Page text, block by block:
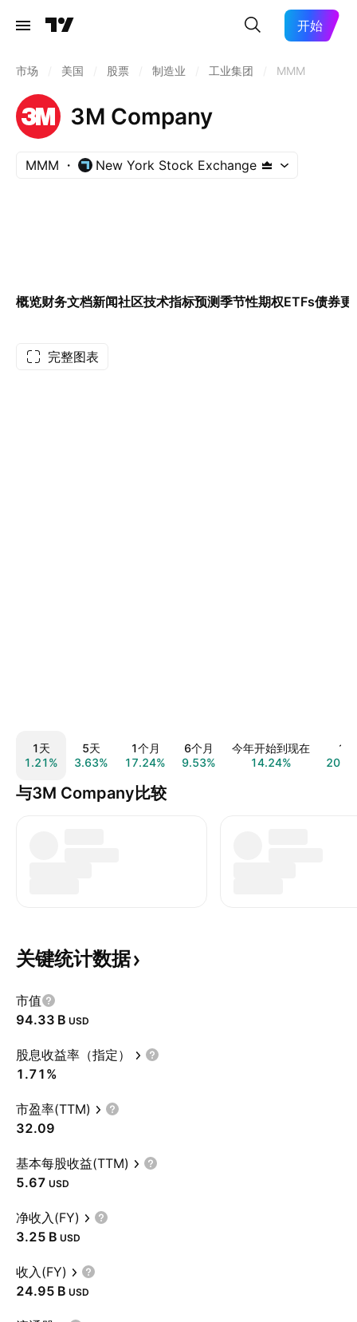
开始
市场 美国 股票 制造业 工业集团 MMM
3M Company
MMM New York Stock Exchange
概览财务文档新闻社区技术指标预测季节性期权ETFs债券更
完整图表
1天
1.21%
5天
3.63%
1个月
17.24%
6个月
9.53%
今年开始到现在
14.24%
1年
与3M Company比较
关键统计数据
市值
‪94.33 B‬ USD
股息收益率（指定）
1.71%
市盈率(TTM)
32.09
基本每股收益(TTM)
5.67 USD
净收入(FY)
‪3.25 B‬ USD
收入(FY)
‪24.95 B‬ USD